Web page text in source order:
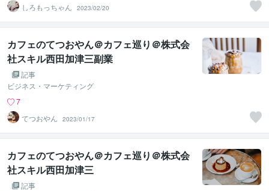
しろもっちゃん
2023/02/20
カフェのてつおやん＠カフェ巡り＠株式会
社スキル西田加津三副業
記事
ビジネス・マーケティング
7
てつおやん
2023/01/17
カフェのてつおやん＠カフェ巡り＠株式会
社スキル西田加津三
記事